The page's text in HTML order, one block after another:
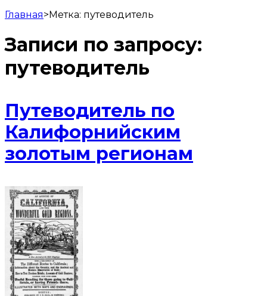
Главная>Метка: путеводитель
Записи по запросу:
путеводитель
Путеводитель по
Калифорнийским
золотым регионам